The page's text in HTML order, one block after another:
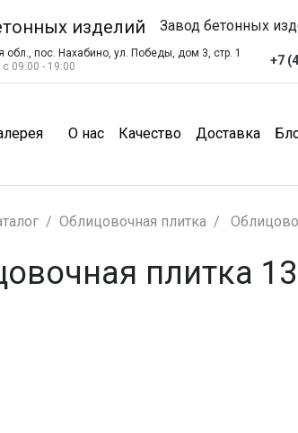
Завод бетонных
обл., пос. Нахабино, ул. Победы, дом 3, стр. 1
09:00 - 19:00
+7
О нас(О нас)
Качество(Качество)
Доставка
Облицовочная плитка
плитка